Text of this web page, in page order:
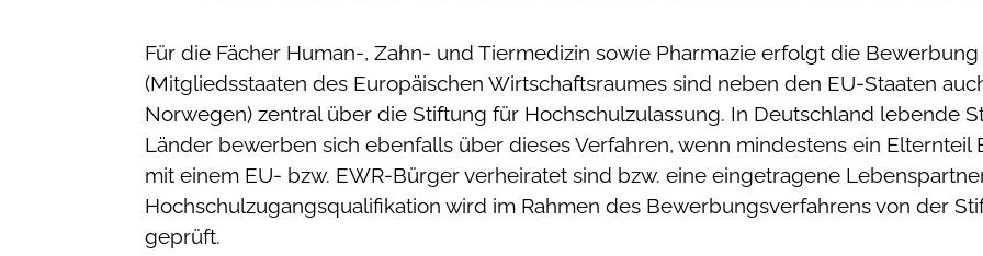
Für die Fächer Human-, Zahn- und Tiermedizin sowie Pharmazie erfolgt die
(Mitgliedsstaaten des Europäischen Wirtschaftsraumes sind neben den EU-Staaten
Norwegen) zentral über die Stiftung für Hochschulzulassung. In Deutschland lebende
Länder bewerben sich ebenfalls über dieses Verfahren, wenn mindestens ein Elternteil
mit einem EU- bzw. EWR-Bürger verheiratet sind bzw. eine eingetragene
Hochschulzugangsqualifikation wird im Rahmen des Bewerbungsverfahrens von der
geprüft.